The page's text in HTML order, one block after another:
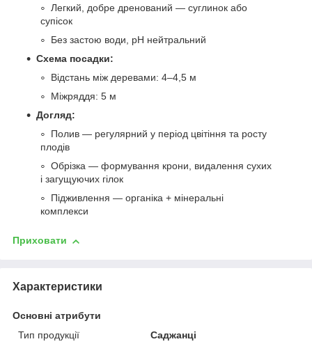
Легкий, добре дренований — суглинок або
супісок
Без застою води, pH нейтральний
Схема посадки:
Відстань між деревами: 4–4,5 м
Міжряддя: 5 м
Догляд:
Полив — регулярний у період цвітіння та росту
плодів
Обрізка — формування крони, видалення сухих
і загущуючих гілок
Підживлення — органіка + мінеральні
комплекси
Приховати
Характеристики
Основні атрибути
Тип продукції
Саджанці